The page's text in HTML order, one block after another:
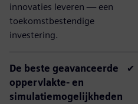
innovaties leveren — een
toekomstbestendige
investering.
De beste geavanceerde
oppervlakte- en
simulatiemogelijkheden
✔